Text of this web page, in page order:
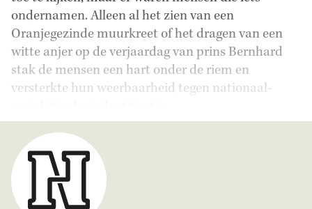
ondernamen. Alleen al het zien van een
Oranjegezinde muurkreet of het dragen van een
witte anjer op de verjaardag van prins Bernhard
stak de mensen een hart onder de riem en
versterkte hun weerbaarheid tegen nationaal-